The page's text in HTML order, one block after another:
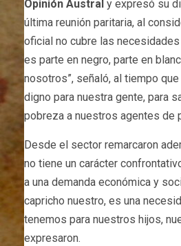
Opinión Austral y expresó su
última reunión paritaria, al
oficial no cubre las necesidades
es parte en negro, parte en
nosotros”, señaló, al tiempo
digno para nuestra gente, para
pobreza a nuestros agentes de
Desde el sector remarcaron
no tiene un carácter
a una demanda económica y
capricho nuestro, es una
tenemos para nuestros hijos,
expresaron.